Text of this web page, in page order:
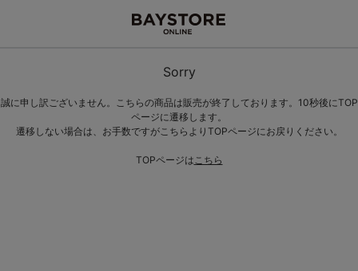
Sorry
誠に申し訳ございません。こちらの商品は販売が終了しております。10秒後にTOP
ページに遷移します。
遷移しない場合は、お手数ですがこちらよりTOPページにお戻りください。
TOPページはこちら